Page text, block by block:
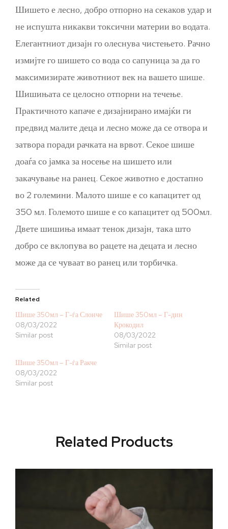
Шишето е лесно, добро отпорно на секаков удар и
не испушта никакви токсични материи во водата.
Елегантниот дизајн го олеснува чистењето. Рачно
измијте го шишето со вода со сапуница за да го
максимизирате животниот век на вашето шише.
Шишињата се целосно отпорни на течење.
Практичното капаче е дизајнирано имајќи ги
предвид малите деца и лесно може да се отвора и
затвора поради рачката на врвот. Секое шише
доаѓа со јамка за носење на шишето или
закачување на ранец. Секое животно е достапно
во 2 големини. Малото шише е со капацитет од
350 мл. Големото шише е со капацитет од 500мл.
Двете шишиња имаат тенок дизајн, така што
добро се вклопува во рацете на децата и лесно
може да се чуваат во ранец или торбичка.
Related
Шише 350мл – Г-ѓа Слонче
08/03/2022
Similar post
Шише 350мл – Г-дин
Крокодил
08/03/2022
Similar post
Шише 350мл – Г-ѓа Ракче
08/03/2022
Similar post
Related Products